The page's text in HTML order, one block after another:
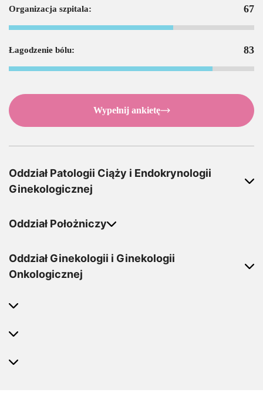
Oddział Patologii Ciąży i Endokrynologii
Ginekologicznej
Oddział Położniczy
Oddział Ginekologii i Ginekologii
Onkologicznej
Organizacja szpitala: 67
Łagodzenie bólu: 83
Wypełnij ankietę